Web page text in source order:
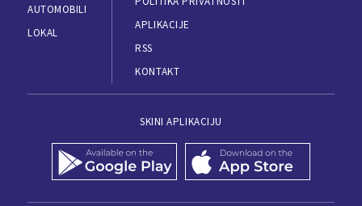
AUTOMOBILI
LOKAL
APLIKACIJE
RSS
KONTAKT
SKINI APLIKACIJU